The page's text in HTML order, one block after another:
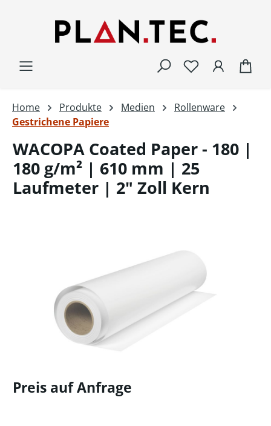
Home Produkte Medien
Rollenware
Gestrichene Papiere
WACOPA Coated Paper - 180 |
180 g/m² | 610 mm | 25
Laufmeter | 2" Zoll Kern
Preis auf Anfrage